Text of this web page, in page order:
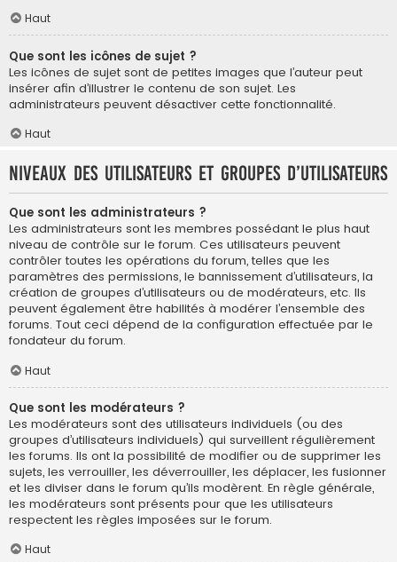
Haut
Que sont les icônes de sujet ?
Les icônes de sujet sont de petites images que l’auteur peut
insérer afin d’illustrer le contenu de son sujet. Les
administrateurs peuvent désactiver cette fonctionnalité.
Haut
Niveaux des utilisateurs et groupes d’utilisateurs
Que sont les administrateurs ?
Les administrateurs sont les membres possédant le plus haut
niveau de contrôle sur le forum. Ces utilisateurs peuvent
contrôler toutes les opérations du forum, telles que les
paramètres des permissions, le bannissement d’utilisateurs, la
création de groupes d’utilisateurs ou de modérateurs, etc. Ils
peuvent également être habilités à modérer l’ensemble des
forums. Tout ceci dépend de la configuration effectuée par le
fondateur du forum.
Haut
Que sont les modérateurs ?
Les modérateurs sont des utilisateurs individuels (ou des
groupes d’utilisateurs individuels) qui surveillent régulièrement
les forums. Ils ont la possibilité de modifier ou de supprimer les
sujets, les verrouiller, les déverrouiller, les déplacer, les fusionner
et les diviser dans le forum qu’ils modèrent. En règle générale,
les modérateurs sont présents pour que les utilisateurs
respectent les règles imposées sur le forum.
Haut